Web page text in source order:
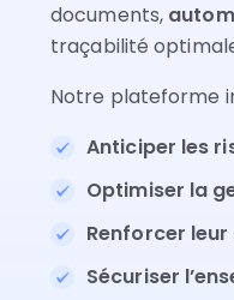
documents,
traçabilité
Notre plateforme
Anticiper les
Optimiser la
Renforcer
Sécuriser